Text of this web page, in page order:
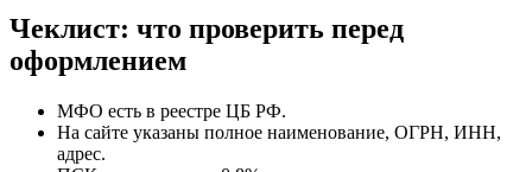
Чеклист: что проверить перед
оформлением
МФО есть в реестре ЦБ РФ.
На сайте указаны полное наименование, ОГРН, ИНН,
адрес.